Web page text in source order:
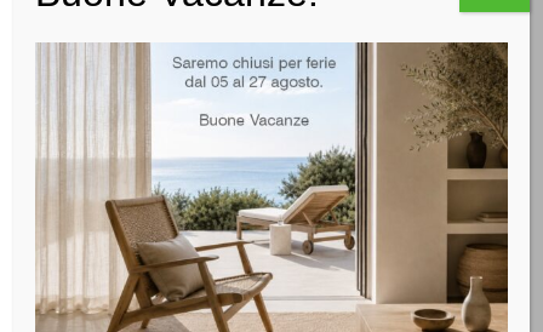
Riva architettura propone un letto con la testiera inclinata
arrotondata, semplice ed elegante con i suoi piedi; i
comodini e il cassettone hanno il top a forma di un
vassoio, un design particolare, con la possibilità di unirlo
alla scelta di maniglie anzichè in metallo, in finitura
pregiata di eco-pelle. Anche questo gruppo può essere
scelto in diversi colori di melaminico, Laccato opaco e
Laccato lucido per personalizzare al meglio il proprio
gusto.